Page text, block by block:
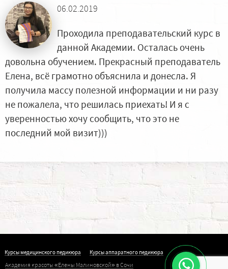
06.02.2019
Проходила преподавательский курс в
данной Академии. Осталась очень
довольна обучением. Прекрасный преподаватель
Елена, всё грамотно объяснила и донесла. Я
получила массу полезной информации и ни разу
не пожалела, что решилась приехать! И я с
уверенностью хочу сообщить, что это не
последний мой визит)))
Курсы медицинского педикюра Курсы аппаратного педикюра
Академия красоты «Елены Малиновской» в Сочи